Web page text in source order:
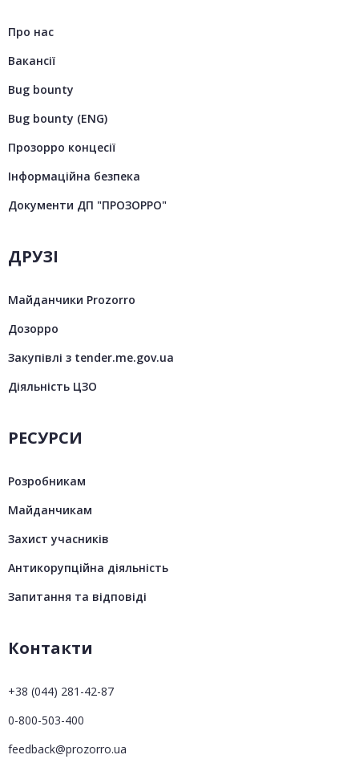
Про нас
Вакансії
Bug bounty
Bug bounty (ENG)
Прозорро концесії
Інформаційна безпека
Документи ДП "ПРОЗОРРО"
ДРУЗІ
Майданчики Prozorro
Дозорро
Закупівлі з tender.me.gov.ua
Діяльність ЦЗО
РЕСУРСИ
Розробникам
Майданчикам
Захист учасників
Антикорупційна діяльність
Запитання та відповіді
Контакти
+38 (044) 281-42-87
0-800-503-400
feedback@prozorro.ua